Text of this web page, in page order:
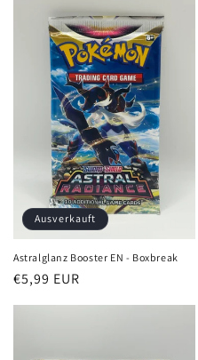
Ausverkauft
Astralglanz Booster EN - Boxbreak
Normaler
€5,99 EUR